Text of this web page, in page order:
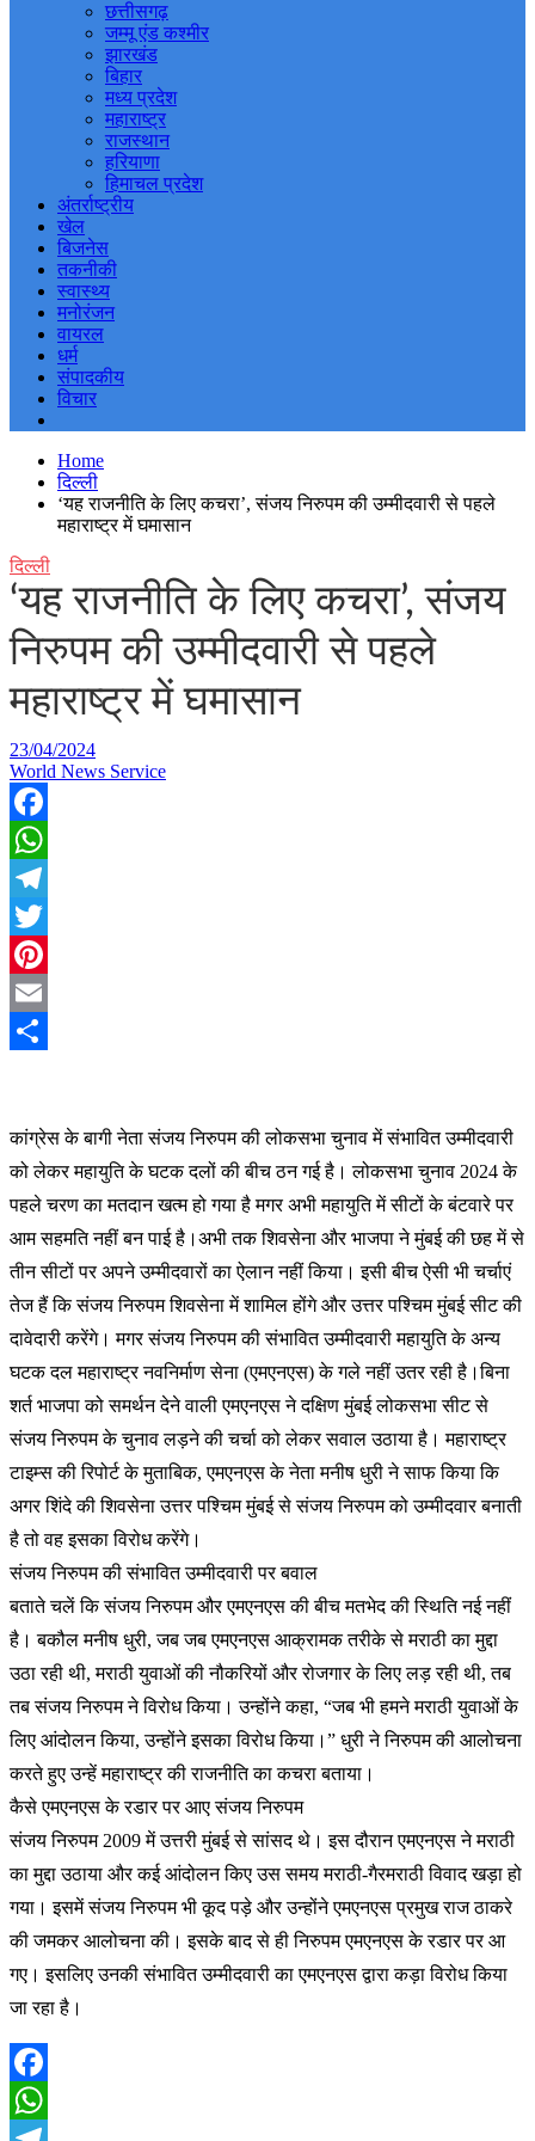
छत्तीसगढ़
जम्मू एंड कश्मीर
झारखंड
बिहार
मध्य प्रदेश
महाराष्ट्र
राजस्थान
हरियाणा
हिमाचल प्रदेश
अंतर्राष्ट्रीय
खेल
बिजनेस
तकनीकी
स्वास्थ्य
मनोरंजन
वायरल
धर्म
संपादकीय
विचार
Home
दिल्ली
‘यह राजनीति के लिए कचरा’, संजय निरुपम की उम्मीदवारी से पहले
महाराष्ट्र में घमासान
दिल्ली
‘यह राजनीति के लिए कचरा’, संजय
निरुपम की उम्मीदवारी से पहले
महाराष्ट्र में घमासान
23/04/2024
World News Service
Facebook
WhatsApp
Telegram
Twitter
Pinterest
Email
कांग्रेस के बागी नेता संजय निरुपम की लोकसभा चुनाव में संभावित उम्मीदवारी
को लेकर महायुति के घटक दलों की बीच ठन गई है। लोकसभा चुनाव 2024 के
पहले चरण का मतदान खत्म हो गया है मगर अभी महायुति में सीटों के बंटवारे पर
आम सहमति नहीं बन पाई है।अभी तक शिवसेना और भाजपा ने मुंबई की छह में से
तीन सीटों पर अपने उम्मीदवारों का ऐलान नहीं किया। इसी बीच ऐसी भी चर्चाएं
तेज हैं कि संजय निरुपम शिवसेना में शामिल होंगे और उत्तर पश्चिम मुंबई सीट की
दावेदारी करेंगे। मगर संजय निरुपम की संभावित उम्मीदवारी महायुति के अन्य
घटक दल महाराष्ट्र नवनिर्माण सेना (एमएनएस) के गले नहीं उतर रही है।बिना
शर्त भाजपा को समर्थन देने वाली एमएनएस ने दक्षिण मुंबई लोकसभा सीट से
संजय निरुपम के चुनाव लड़ने की चर्चा को लेकर सवाल उठाया है। महाराष्ट्र
टाइम्स की रिपोर्ट के मुताबिक, एमएनएस के नेता मनीष धुरी ने साफ किया कि
अगर शिंदे की शिवसेना उत्तर पश्चिम मुंबई से संजय निरुपम को उम्मीदवार बनाती
है तो वह इसका विरोध करेंगे।
संजय निरुपम की संभावित उम्मीदवारी पर बवाल
बताते चलें कि संजय निरुपम और एमएनएस की बीच मतभेद की स्थिति नई नहीं
है। बकौल मनीष धुरी, जब जब एमएनएस आक्रामक तरीके से मराठी का मुद्दा
उठा रही थी, मराठी युवाओं की नौकरियों और रोजगार के लिए लड़ रही थी, तब
तब संजय निरुपम ने विरोध किया। उन्होंने कहा, “जब भी हमने मराठी युवाओं के
लिए आंदोलन किया, उन्होंने इसका विरोध किया।” धुरी ने निरुपम की आलोचना
करते हुए उन्हें महाराष्ट्र की राजनीति का कचरा बताया।
कैसे एमएनएस के रडार पर आए संजय निरुपम
संजय निरुपम 2009 में उत्तरी मुंबई से सांसद थे। इस दौरान एमएनएस ने मराठी
का मुद्दा उठाया और कई आंदोलन किए उस समय मराठी-गैरमराठी विवाद खड़ा हो
गया। इसमें संजय निरुपम भी कूद पड़े और उन्होंने एमएनएस प्रमुख राज ठाकरे
की जमकर आलोचना की। इसके बाद से ही निरुपम एमएनएस के रडार पर आ
गए। इसलिए उनकी संभावित उम्मीदवारी का एमएनएस द्वारा कड़ा विरोध किया
जा रहा है।
Facebook